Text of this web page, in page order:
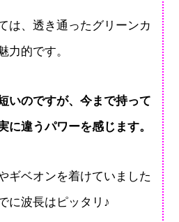
は、透き通ったグリーンカ
力的です。
いのですが、今まで持って
に違うパワーを感じます。
ギベオンを着けていました
に波長はピッタリ♪